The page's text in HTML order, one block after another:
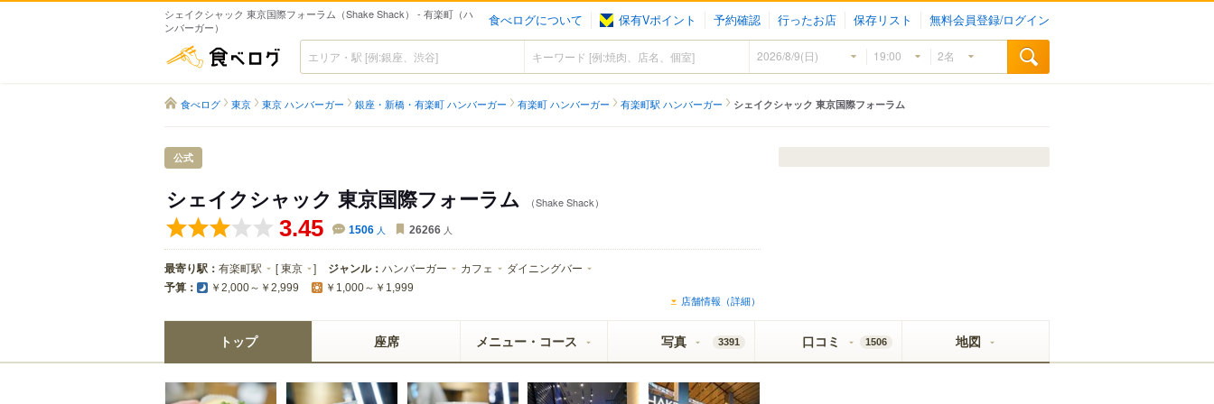
シェイクシャック 東京国際フォーラム（Shake Shack） - 有楽町（ハ
ンバーガー）
食べログについて 保有Vポイント 予約確認 行ったお店 保存リスト 無料会員登録/ログイン
食べログ
食べログ 東京 東京 ハンバーガー 銀座・新橋・有楽町 ハンバーガー 有楽町 ハンバーガー 有楽町駅 ハンバーガー シェイクシャック 東京国際フォーラム
公式
シェイクシャック 東京国際フォーラム （Shake Shack）
3.45 1506 人 26266 人
最寄り駅： 有楽町駅 [東京 ] ジャンル： ハンバーガー カフェ ダイニングバー
予算： ￥2,000～￥2,999 ￥1,000～￥1,999
店舗情報（詳細）
トップ 座席 メニュー・コース 写真 3391 口コミ 1506 地図